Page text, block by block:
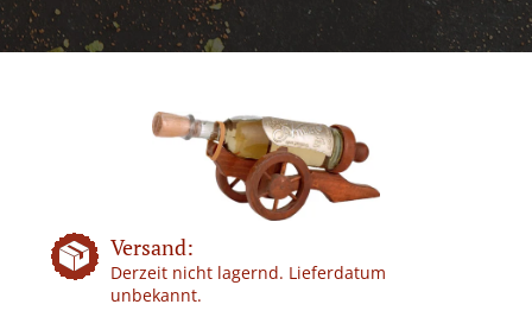
Versand:
Derzeit nicht lagernd. Lieferdatum
unbekannt.